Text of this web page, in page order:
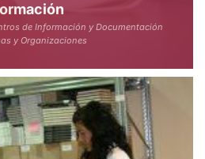
de Información y Documentación
y Organizaciones